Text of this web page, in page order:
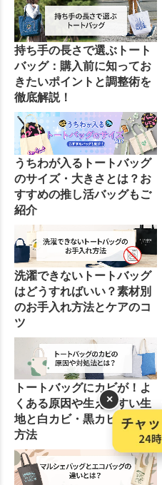
持ち手の長さで選ぶトート
バッグ：購入前に知ってお
きたいポイントと調整術を
徹底解説！
うちわが入るトートバッグ
のサイズ・大きさとは？お
すすめの推し活バッグもご
紹介
洗濯できないトートバッグ
はどうすればいい？素材別
のお手入れ方法とケアのコ
ツ
トートバッグにカビが！よ
くある原因や生えやすい生
地と白カビ・黒カビの対策
方法
×